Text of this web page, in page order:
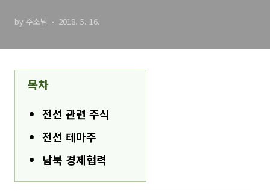
by 주소남 2018. 5. 16.
목차
전선 관련 주식
전선 테마주
남북 경제협력